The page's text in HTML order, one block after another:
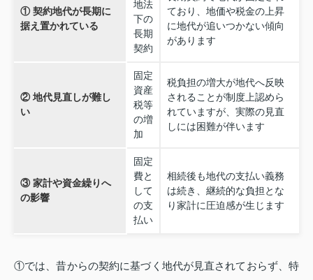
① 契約地代が長期に
据え置かれている
地法
下の
長期
契約
ており、地価や税金の上昇
に地代が追いつかない傾向
があります
② 地代見直しが難し
い
固定
資産
税等
の増
加
税負担の増大が地代へ反映
されることが制度上認めら
れていますが、実際の見直
しには困難が伴います
③ 家計や資金繰りへ
の影響
固定
費と
して
の支
払い
相続後も地代の支払い義務
は続き、継続的な負担とな
り家計に圧迫感が生じます
①では、昔からの契約に基づく地代が見直されておらず、特